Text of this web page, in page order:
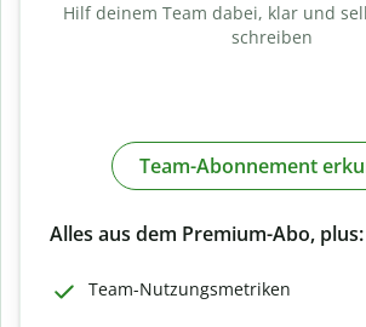
Hilf deinem Team dabei, klar und
schreiben
Team-Abonnement
Alles aus dem Premium-Abo, plus:
Team-Nutzungsmetriken